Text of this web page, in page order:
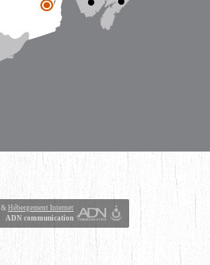
& Hébergement Internet
ADN communication